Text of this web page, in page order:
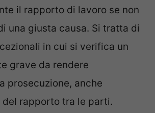
il rapporto di lavoro se non
una giusta causa. Si tratta di
in cui si verifica un
grave da rendere
prosecuzione, anche
del rapporto tra le parti.